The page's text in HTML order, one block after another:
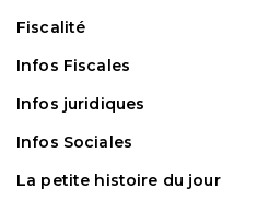
Fiscalité
Infos Fiscales
Infos juridiques
Infos Sociales
La petite histoire du jour